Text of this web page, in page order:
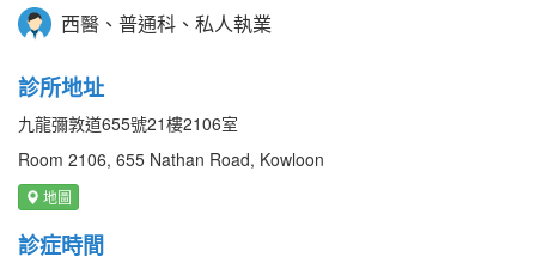
西醫、普通科、私人執業
診所地址
九龍彌敦道655號21樓2106室
Room 2106, 655 Nathan Road, Kowloon
地圖
診症時間